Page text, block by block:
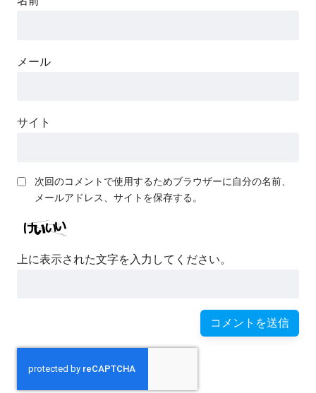
メール
サイト
次回のコメントで使用するためブラウザーに自分の名前、
メールアドレス、サイトを保存する。
上に表示された文字を入力してください。